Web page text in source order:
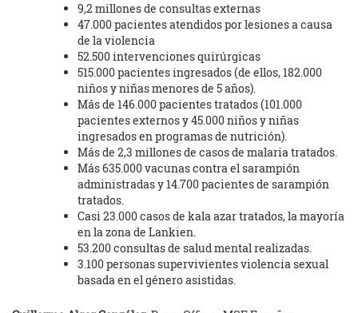
9,2 millones de consultas externas
47.000 pacientes atendidos por lesiones a causa
de la violencia
52.500 intervenciones quirúrgicas
515.000 pacientes ingresados (de ellos, 182.000
niños y niñas menores de 5 años).
Más de 146.000 pacientes tratados (101.000
pacientes externos y 45.000 niños y niñas
ingresados en programas de nutrición).
Más de 2,3 millones de casos de malaria tratados.
Más 635.000 vacunas contra el sarampión
administradas y 14.700 pacientes de sarampión
tratados.
Casi 23.000 casos de kala azar tratados, la mayoría
en la zona de Lankien.
53.200 consultas de salud mental realizadas.
3.100 personas supervivientes violencia sexual
basada en el género asistidas.